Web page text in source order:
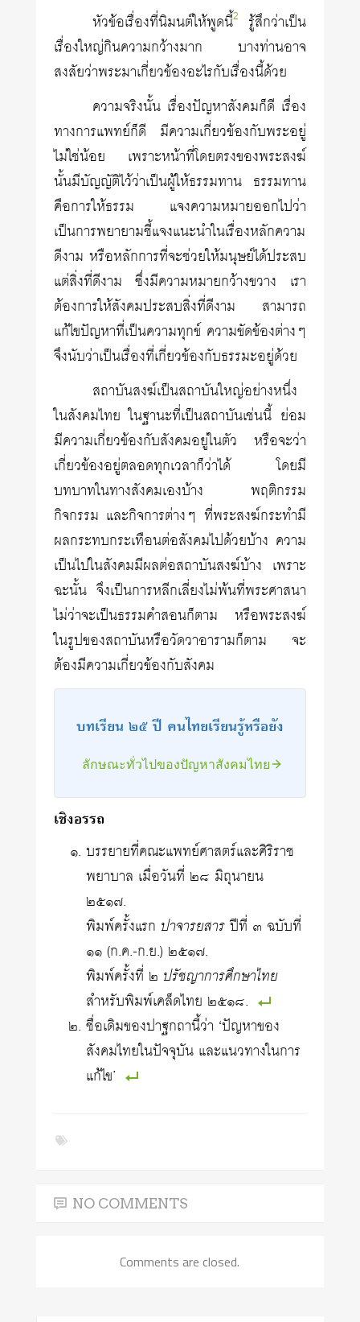
หัวข้อเรื่องที่นิมนต์ให้พูดนี้2
รู้สึกว่าเป็น
เรื่องใหญ่กินความกว้างมาก บางท่านอาจ
สงสัยว่าพระมาเกี่ยวข้องอะไรกับเรื่องนี้ด้วย
ความจริงนั้น เรื่องปัญหาสังคมก็ดี เรื่อง
ทางการแพทย์ก็ดี มีความเกี่ยวข้องกับพระอยู่
ไม่ใช่น้อย เพราะหน้าที่โดยตรงของพระสงฆ์
นั้นมีบัญญัติไว้ว่าเป็นผู้ให้ธรรมทาน ธรรมทาน
คือการให้ธรรม แจงความหมายออกไปว่า
เป็นการพยายามชี้แจงแนะนำในเรื่องหลักความ
ดีงาม หรือหลักการที่จะช่วยให้มนุษย์ได้ประสบ
แต่สิ่งที่ดีงาม ซึ่งมีความหมายกว้างขวาง เรา
ต้องการให้สังคมประสบสิ่งที่ดีงาม สามารถ
แก้ไขปัญหาที่เป็นความทุกข์ ความขัดข้องต่างๆ
จึงนับว่าเป็นเรื่องที่เกี่ยวข้องกับธรรมะอยู่ด้วย
สถาบันสงฆ์เป็นสถาบันใหญ่อย่างหนึ่ง
ในสังคมไทย ในฐานะที่เป็นสถาบันเช่นนี้ ย่อม
มีความเกี่ยวข้องกับสังคมอยู่ในตัว หรือจะว่า
เกี่ยวข้องอยู่ตลอดทุกเวลาก็ว่าได้ โดยมี
บทบาทในทางสังคมเองบ้าง พฤติกรรม
กิจกรรม และกิจการต่างๆ ที่พระสงฆ์กระทำมี
ผลกระทบกระเทือนต่อสังคมไปด้วยบ้าง ความ
เป็นไปในสังคมมีผลต่อสถาบันสงฆ์บ้าง เพราะ
ฉะนั้น จึงเป็นการหลีกเลี่ยงไม่พ้นที่พระศาสนา
ไม่ว่าจะเป็นธรรมคำสอนก็ตาม หรือพระสงฆ์
ในรูปของสถาบันหรือวัดวาอารามก็ตาม จะ
ต้องมีความเกี่ยวข้องกับสังคม
บทเรียน ๒๕ ปี คนไทยเรียนรู้หรือยัง
ลักษณะทั่วไปของปัญหาสังคมไทย
เชิงอรรถ
บรรยายที่คณะแพทย์ศาสตร์และศิริราช
พยาบาล เมื่อวันที่ ๒๘ มิถุนายน
๒๕๑๗.
พิมพ์ครั้งแรกปาจารยสารปีที่ ๓ ฉบับที่
๑๑ (ก.ค.-ก.ย.) ๒๕๑๗.
พิมพ์ครั้งที่ ๒ปรัชญาการศึกษาไทย
สำหรับพิมพ์เคล็ดไทย ๒๕๑๘.
ชื่อเดิมของปาฐกถานี้ว่า ‘ปัญหาของ
สังคมไทยในปัจจุบัน และแนวทางในการ
แก้ไข’
NO COMMENTS
Comments are closed.